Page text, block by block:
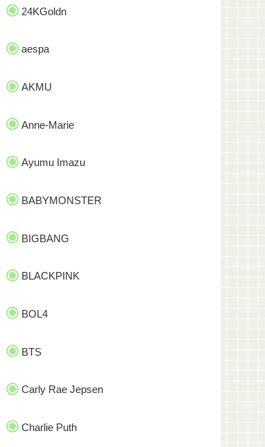
24KGoldn
aespa
AKMU
Anne-Marie
Ayumu Imazu
BABYMONSTER
BIGBANG
BLACKPINK
BOL4
BTS
Carly Rae Jepsen
Charlie Puth